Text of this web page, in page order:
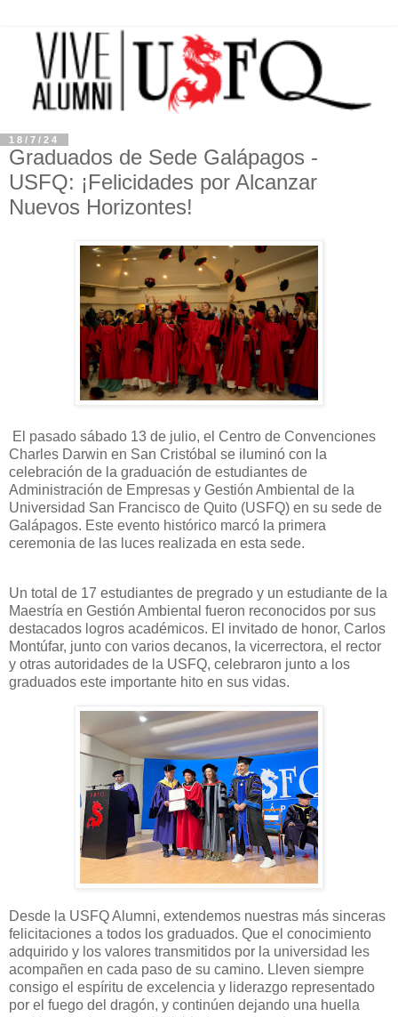
18/7/24
Graduados de Sede Galápagos -
USFQ: ¡Felicidades por Alcanzar
Nuevos Horizontes!
El pasado sábado 13 de julio, el Centro de Convenciones
Charles Darwin en San Cristóbal se iluminó con la
celebración de la graduación de estudiantes de
Administración de Empresas y Gestión Ambiental de la
Universidad San Francisco de Quito (USFQ) en su sede de
Galápagos. Este evento histórico marcó la primera
ceremonia de las luces realizada en esta sede.
Un total de 17 estudiantes de pregrado y un estudiante de la
Maestría en Gestión Ambiental fueron reconocidos por sus
destacados logros académicos. El invitado de honor, Carlos
Montúfar, junto con varios decanos, la vicerrectora, el rector
y otras autoridades de la USFQ, celebraron junto a los
graduados este importante hito en sus vidas.
Desde la USFQ Alumni, extendemos nuestras más sinceras
felicitaciones a todos los graduados. Que el conocimiento
adquirido y los valores transmitidos por la universidad les
acompañen en cada paso de su camino. Lleven siempre
consigo el espíritu de excelencia y liderazgo representado
por el fuego del dragón, y continúen dejando una huella